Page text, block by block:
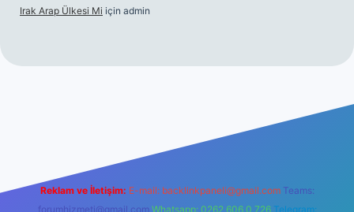
Irak Arap Ülkesi Mi için admin
Reklam ve İletişim: E-mail: backlinkpaneli@gmail.com Teams:
forumhizmeti@gmail.com Whatsapp: 0262 606 0 726 Telegram: